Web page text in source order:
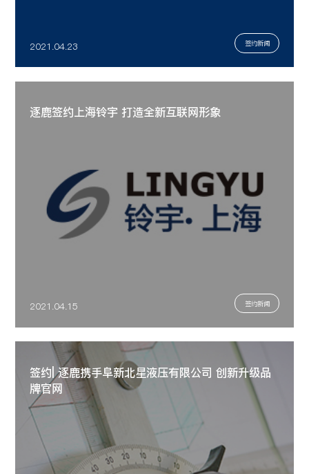
2021.04.23 签约新闻
逐鹿签约上海铃宇 打造全新互联网形象
2021.04.15 签约新闻
签约| 逐鹿携手阜新北星液压有限公司 创新升级品
牌官网